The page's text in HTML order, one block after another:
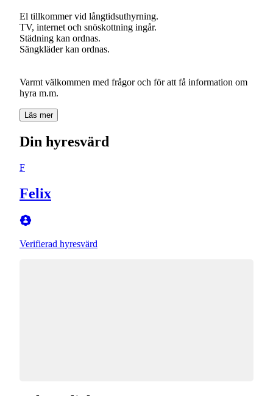
El tillkommer vid långtidsuthyrning.
TV, internet och snöskottning ingår.
Städning kan ordnas.
Sängkläder kan ordnas.
Varmt välkommen med frågor och för att få information om
hyra m.m.
Läs mer
Din hyresvärd
F
Felix
Verifierad hyresvärd